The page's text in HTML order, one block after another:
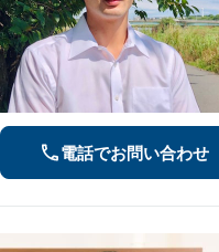
電話でお問い合わせ